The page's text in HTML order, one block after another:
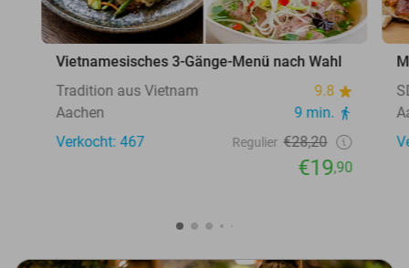
Vietnamesisches 3-Gänge-Menü nach Wahl
Tradition aus Vietnam
9.8
Aachen
9 min.
Verkocht: 467
Regulier €28,20
€19,90